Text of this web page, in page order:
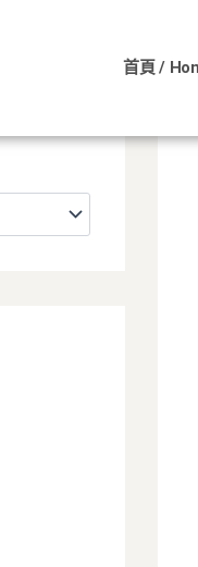
首頁 /